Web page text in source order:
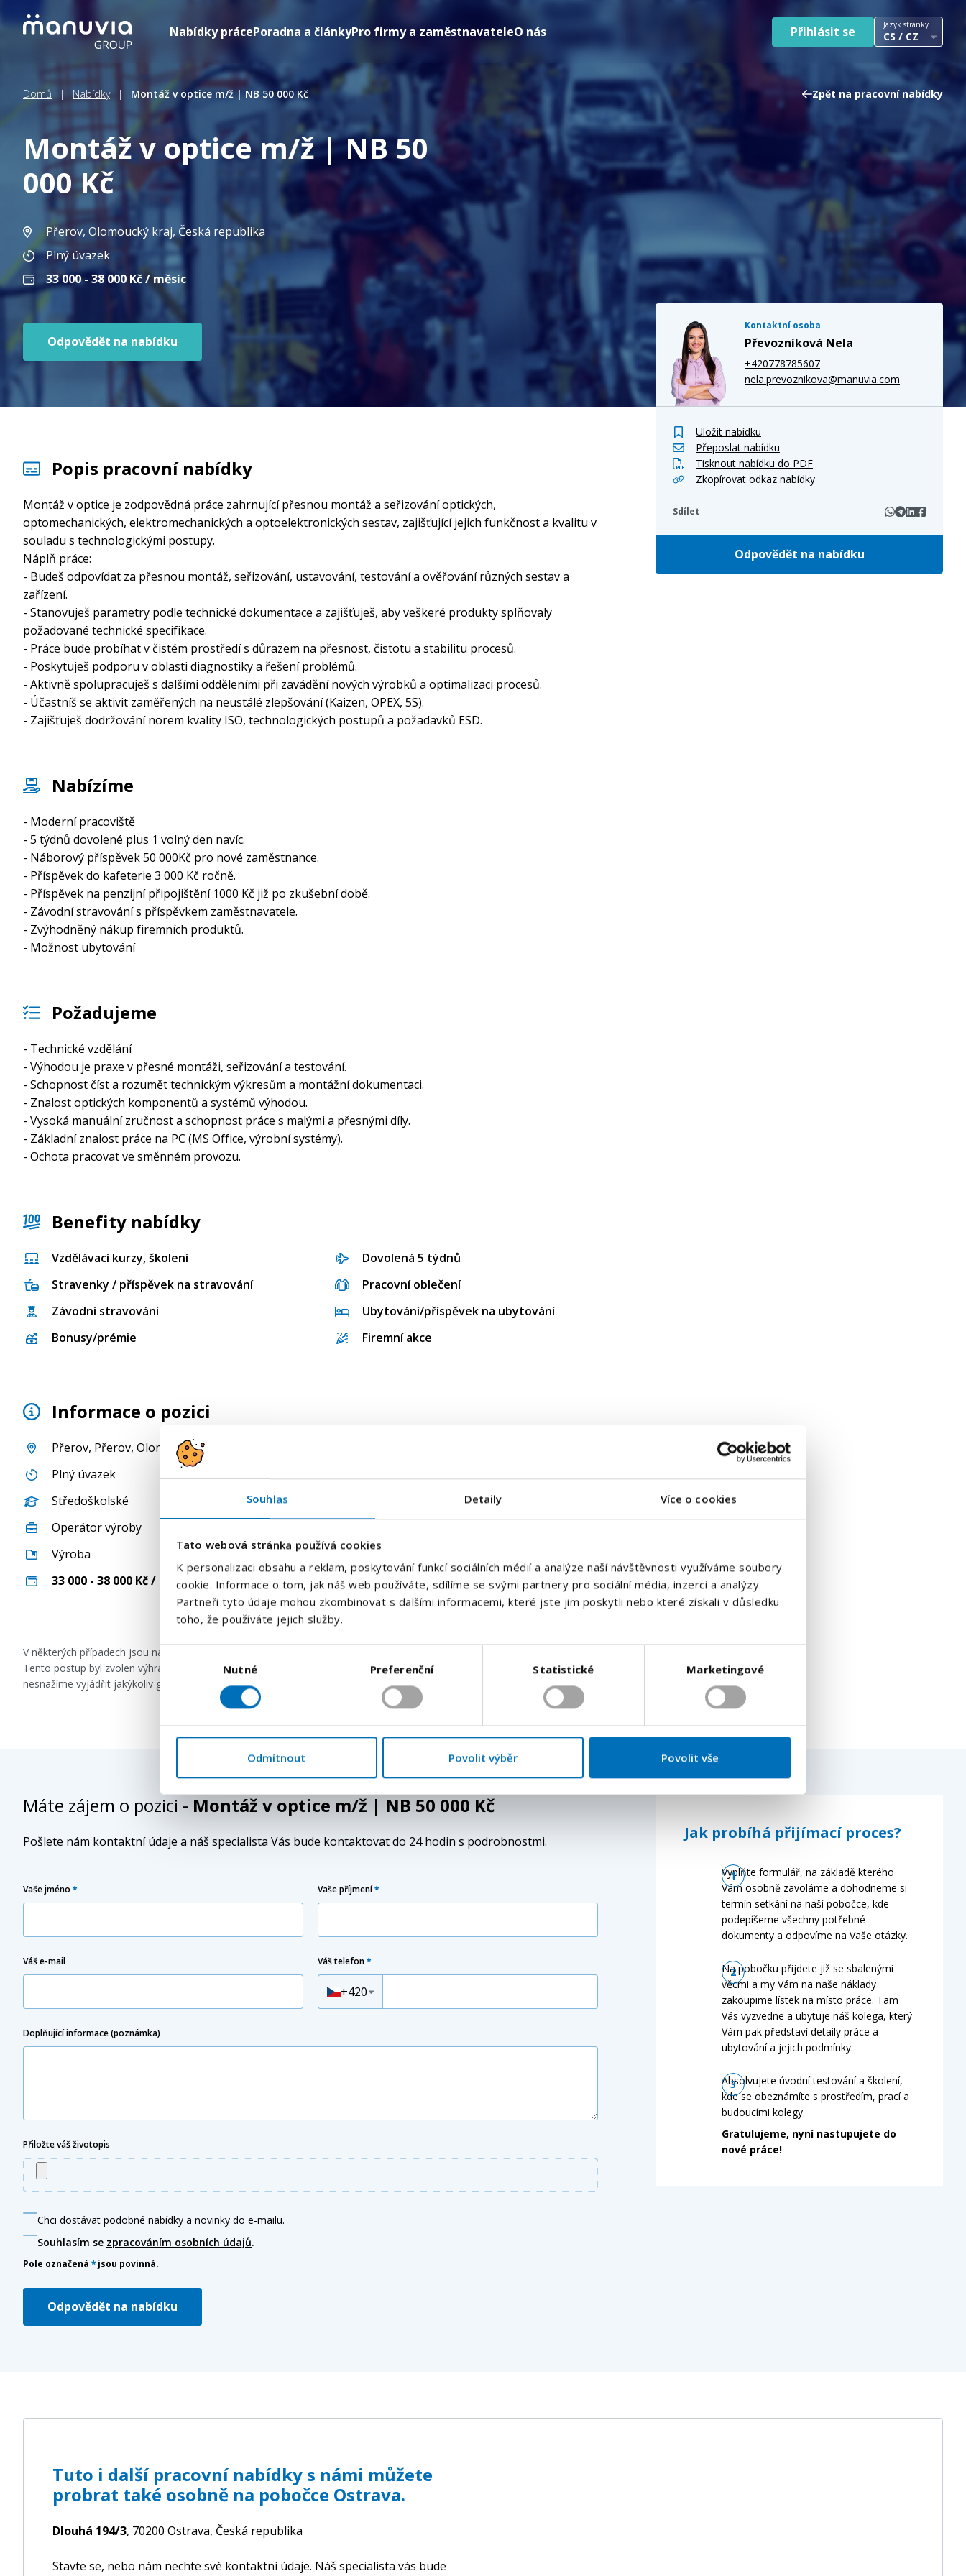
Souhlas Detaily Více o cookies
Tato webová stránka používá cookies
K personalizaci obsahu a reklam, poskytování funkcí sociálních médií a analýze naší návštěvnosti využíváme soubory
cookie. Informace o tom, jak náš web používáte, sdílíme se svými partnery pro sociální média, inzerci a analýzy.
Partneři tyto údaje mohou zkombinovat s dalšími informacemi, které jste jim poskytli nebo které získali v důsledku
toho, že používáte jejich služby.
Výběr
souhlasu
Nutné Preferenční Statistické Marketingové
Odmítnout Povolit výběr Povolit vše
na
Nabídky prácePoradna a článkyPro firmy a zaměstnavateleO nás Přihlásit se Jazyk stránky
CS / CZ
Zpět na pracovní nabídky
Domů | Nabídky | Montáž v optice m/ž | NB 50 000 Kč
Montáž v optice m/ž | NB 50
000 Kč
Přerov, Olomoucký kraj, Česká republika
Plný úvazek
33 000 - 38 000 Kč / měsíc
Odpovědět na nabídku
Kontaktní osoba
Převozníková Nela
+420778785607
nela.prevoznikova@manuvia.com
Uložit nabídku
Přeposlat nabídku
Tisknout nabídku do PDF
Zkopírovat odkaz nabídky
Sdílet
Odpovědět na nabídku
Popis pracovní nabídky
Montáž v optice je zodpovědná práce zahrnující přesnou montáž a seřizování optických,
optomechanických, elektromechanických a optoelektronických sestav, zajišťující jejich funkčnost a kvalitu v
souladu s technologickými postupy.
Náplň práce:
- Budeš odpovídat za přesnou montáž, seřizování, ustavování, testování a ověřování různých sestav a
zařízení.
- Stanovuješ parametry podle technické dokumentace a zajišťuješ, aby veškeré produkty splňovaly
požadované technické specifikace.
- Práce bude probíhat v čistém prostředí s důrazem na přesnost, čistotu a stabilitu procesů.
- Poskytuješ podporu v oblasti diagnostiky a řešení problémů.
- Aktivně spolupracuješ s dalšími odděleními při zavádění nových výrobků a optimalizaci procesů.
- Účastníš se aktivit zaměřených na neustálé zlepšování (Kaizen, OPEX, 5S).
- Zajišťuješ dodržování norem kvality ISO, technologických postupů a požadavků ESD.
Nabízíme
- Moderní pracoviště
- 5 týdnů dovolené plus 1 volný den navíc.
- Náborový příspěvek 50 000Kč pro nové zaměstnance.
- Příspěvek do kafeterie 3 000 Kč ročně.
- Příspěvek na penzijní připojištění 1000 Kč již po zkušební době.
- Závodní stravování s příspěvkem zaměstnavatele.
- Zvýhodněný nákup firemních produktů.
- Možnost ubytování
Požadujeme
- Technické vzdělání
- Výhodou je praxe v přesné montáži, seřizování a testování.
- Schopnost číst a rozumět technickým výkresům a montážní dokumentaci.
- Znalost optických komponentů a systémů výhodou.
- Vysoká manuální zručnost a schopnost práce s malými a přesnými díly.
- Základní znalost práce na PC (MS Office, výrobní systémy).
- Ochota pracovat ve směnném provozu.
Benefity nabídky
Vzdělávací kurzy, školení
Stravenky / příspěvek na stravování
Závodní stravování
Bonusy/prémie
Dovolená 5 týdnů
Pracovní oblečení
Ubytování/příspěvek na ubytování
Firemní akce
Informace o pozici
Přerov, Přerov, Olomoucký kraj
Plný úvazek
Středoškolské
Operátor výroby
Výroba
33 000 - 38 000 Kč / měsíc
V některých případech jsou naše inzeráty formulovány s použitím buď ženského nebo mužského rodového tvaru.
Tento postup byl zvolen výhradně za účelem zachování co největší srozumitelnosti textu. Tímto způsobem se nijak
nesnažíme vyjádřit jakýkoliv genderový předsudek či diskriminaci vůči zájemcům a zájemkyním o volná pracovní místa.
Máte zájem o pozici - Montáž v optice m/ž | NB 50 000 Kč
Pošlete nám kontaktní údaje a náš specialista Vás bude kontaktovat do 24 hodin s podrobnostmi.
Vaše jméno * Vaše příjmení*
Váš e-mail Váš telefon*
+420
Doplňující informace (poznámka)
Přiložte váš životopis
Chci dostávat podobné nabídky a novinky do e-mailu.
Souhlasím se zpracováním osobních údajů.
Pole označená * jsou povinná.
Odpovědět na nabídku
Jak probíhá přijímací proces?
Vyplňte formulář, na základě kterého
Vám osobně zavoláme a dohodneme si
termín setkání na naší pobočce, kde
podepíšeme všechny potřebné
dokumenty a odpovíme na Vaše otázky.
Na pobočku přijdete již se sbalenými
věcmi a my Vám na naše náklady
zakoupime lístek na místo práce. Tam
Vás vyzvedne a ubytuje náš kolega, který
Vám pak představí detaily práce a
ubytování a jejich podmínky.
Absolvujete úvodní testování a školení,
kde se obeznámíte s prostředím, prací a
budoucími kolegy.
Gratulujeme, nyní nastupujete do
nové práce!
Tuto i další pracovní nabídky s námi můžete
probrat také osobně na pobočce Ostrava.
Dlouhá 194/3, 70200 Ostrava, Česká republika
Stavte se, nebo nám nechte své kontaktní údaje. Náš specialista vás bude
+420
Odesláním souhlasíte sezpracováním osobních údajů.
Odeslat